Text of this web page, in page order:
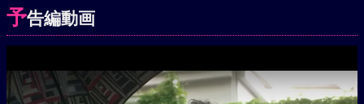
予告編動画